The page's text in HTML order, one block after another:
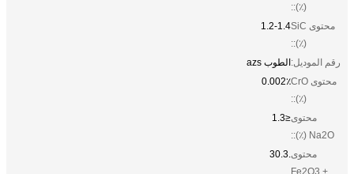
(٪)::
محتوى SiC
(٪)::
1.2-1.4
رقم الموديل:الطوب azs
محتوى CrO
(٪)::
0.002٪
محتوى
Na2O (٪)::
≤1.3
محتوى
Fe2O3 +
.30.3